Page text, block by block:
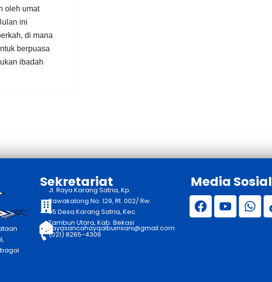
oleh umat
ini
di mana
berpuasa
ibadah
Sekretariat
Jl. Raya Karang Satria, Kp.
Rawakalong No. 129, Rt. 002/ Rw.
05 Desa Karang Satria, Kec.
Tambun Utara, Kab. Bekasi
yayasancahayqalbuinsani@gmail.com
(021) 8265-4306
Media Sosial